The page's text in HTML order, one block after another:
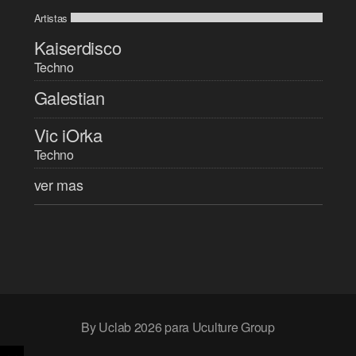
Artistas
Kaiserdisco
Techno
Galestian
Vic iOrka
Techno
ver mas
By Uclab 2026 para Uculture Group